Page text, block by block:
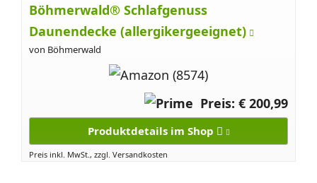
Böhmerwald® Schlafgenuss
Daunendecke (allergikergeeignet)
von Böhmerwald
Preis: € 200,99
Produktdetails im Shop
Preis inkl. MwSt., zzgl. Versandkosten